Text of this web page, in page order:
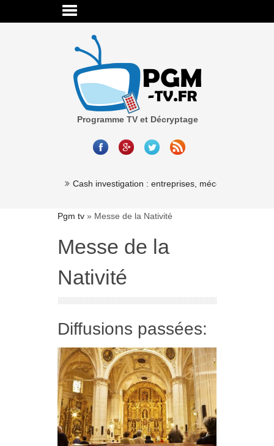
Programme TV et Décryptage
Cash investigation : entreprises, mécénat,
Pgm tv » Messe de la Nativité
Messe de la
Nativité
Diffusions passées: